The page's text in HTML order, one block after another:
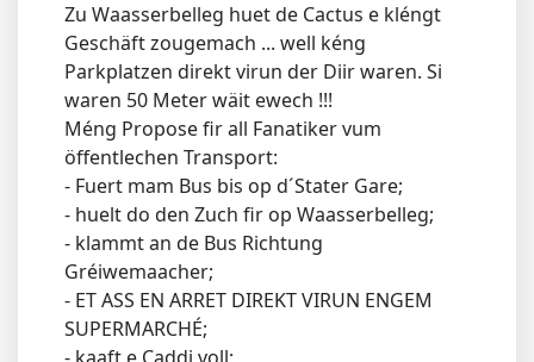
Zu Waasserbelleg huet de Cactus e kléngt
Geschäft zougemach ... well kéng
Parkplatzen direkt virun der Diir waren. Si
waren 50 Meter wäit ewech !!!
Méng Propose fir all Fanatiker vum
öffentlechen Transport:
- Fuert mam Bus bis op d´Stater Gare;
- huelt do den Zuch fir op Waasserbelleg;
- klammt an de Bus Richtung
Gréiwemaacher;
- ET ASS EN ARRET DIREKT VIRUN ENGEM
SUPERMARCHÉ;